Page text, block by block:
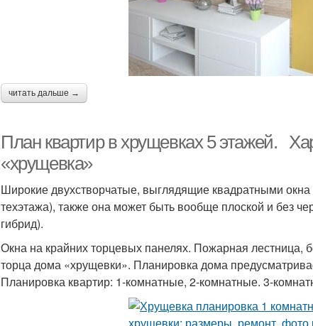
читать дальше →
План квартир в хрущевках 5 этажей.
«хрущевка»
Широкие двухстворчатые, выглядящие квадратными
техэтажа), также она может быть вообще плоской и без
гибрид).
Окна на крайних торцевых панелях. Пожарная лестница,
торца дома «хрущевки». Планировка дома
Планировка квартир: 1-комнатные, 2-комнатные. 3-